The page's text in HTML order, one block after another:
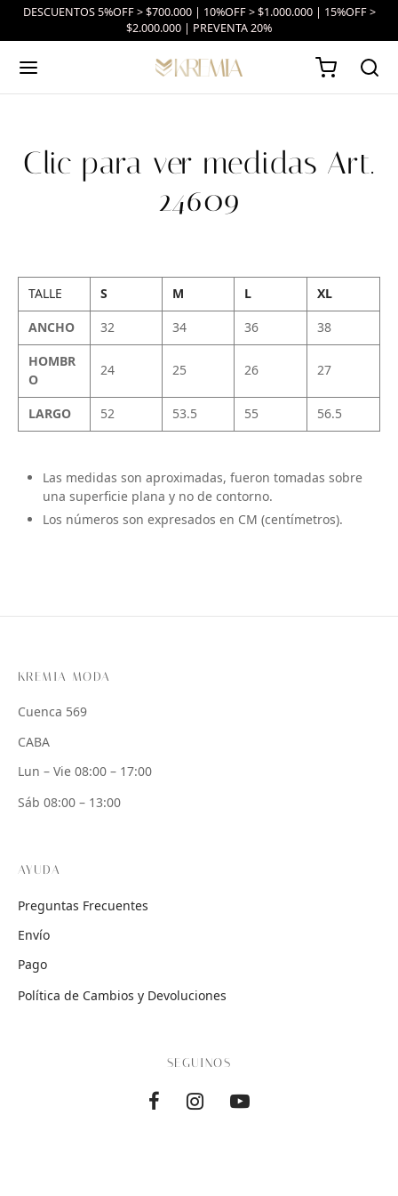
DESCUENTOS 5%OFF > $700.000 | 10%OFF > $1.000.000 | 15%OFF >
$2.000.000 | PREVENTA 20%
Clic para ver medidas Art.
24609
TALLE S M L
XL
ANCHO
32 34 36
38
HOMBR
O
24 25 26 27
LARGO 52 53.5 55 56.5
Las medidas son aproximadas, fueron tomadas sobre
una superficie plana y no de contorno.
Los números son expresados en CM (centímetros).
KREMIA MODA
Cuenca 569
CABA
Lun – Vie 08:00 – 17:00
Sáb 08:00 – 13:00
AYUDA
Preguntas Frecuentes
Envío
Pago
Política de Cambios y Devoluciones
SEGUINOS